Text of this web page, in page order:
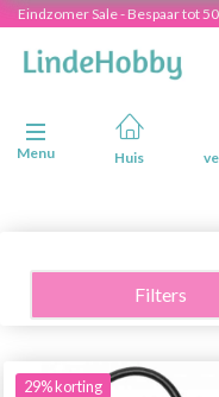
Eindzomer Sale - Bespaar tot
Navigatie in-/uitschakelen
Menu
Huis
Filters
29% korting